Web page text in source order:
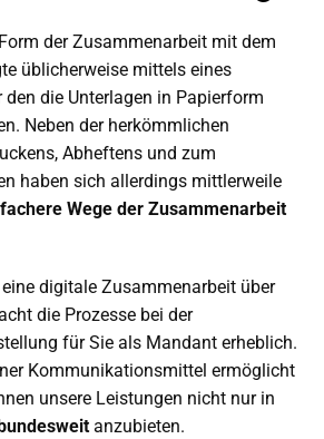
der Zusammenarbeit mit dem
üblicherweise mittels eines
den die Unterlagen in Papierform
Neben der herkömmlichen
Abheftens und zum
haben sich allerdings mittlerweile
Wege der Zusammenarbeit
digitale Zusammenarbeit über
die Prozesse bei der
für Sie als Mandant erheblich.
Kommunikationsmittel ermöglicht
unsere Leistungen nicht nur in
anzubieten.